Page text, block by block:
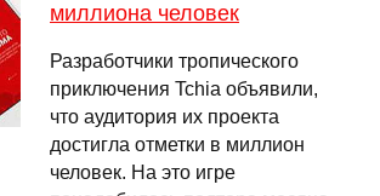
миллиона человек
Разработчики тропического
приключения Tchia объявили,
что аудитория их проекта
достигла отметки в миллион
человек. На это игре